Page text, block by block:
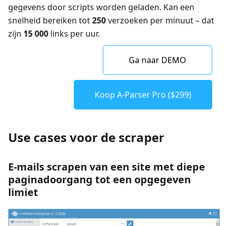
gegevens door scripts worden geladen. Kan een
snelheid bereiken tot250verzoeken per minuut – dat
zijn 15 000 links per uur.
Ga naar DEMO
Koop A-Parser Pro ($299)
Use cases voor de scraper
E-mails scrapen van een site met diepe
paginadoorgang tot een opgegeven
limiet